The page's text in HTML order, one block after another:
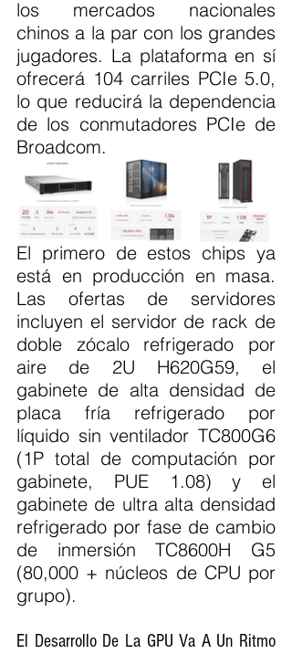
los mercados nacionales
chinos a la par con los grandes
jugadores. La plataforma en sí
ofrecerá 104 carriles PCIe 5.0,
lo que reducirá la dependencia
de los conmutadores PCIe de
Broadcom.
El primero de estos chips ya
está en producción en masa.
Las ofertas de servidores
incluyen el servidor de rack de
doble zócalo refrigerado por
aire de 2U H620G59, el
gabinete de alta densidad de
placa fría refrigerado por
líquido sin ventilador TC800G6
(1P total de computación por
gabinete, PUE 1.08) y el
gabinete de ultra alta densidad
refrigerado por fase de cambio
de inmersión TC8600H G5
(80,000 + núcleos de CPU por
grupo).
El Desarrollo De La GPU Va A Un Ritmo